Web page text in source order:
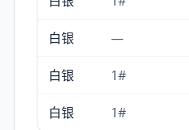
白银 —
白银 1#
白银 1#